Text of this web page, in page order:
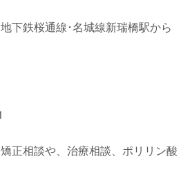
下鉄桜通線･名城線新瑞橋駅から
正相談や、治療相談、ポリリン酸